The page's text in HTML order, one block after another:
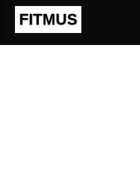
FITMUS